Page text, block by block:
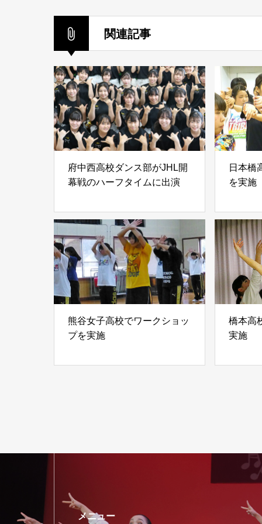
関連記事
府中西高校ダンス部がJHL開
幕戦のハーフタイムに出演
日本橋
を実施
熊谷女子高校でワークショッ
プを実施
橋本高
実施
メニュー